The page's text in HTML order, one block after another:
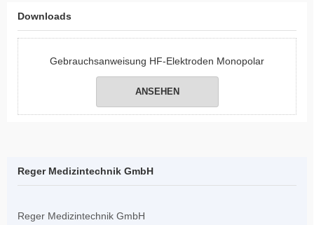
Downloads
Gebrauchsanweisung HF-Elektroden Monopolar
ANSEHEN
Reger Medizintechnik GmbH
Reger Medizintechnik GmbH